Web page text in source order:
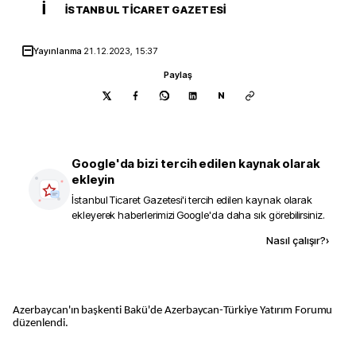
İ İSTANBUL TICARET GAZETESI
Yayınlanma 21.12.2023, 15:37
Paylaş
N
Google'da bizi tercih edilen kaynak olarak
ekleyin
İstanbul Ticaret Gazetesi'i tercih edilen kaynak olarak
ekleyerek haberlerimizi Google'da daha sık görebilirsiniz.
Nasıl çalışır?›
Azerbaycan'ın başkenti Bakü'de Azerbaycan-Türkiye Yatırım Forumu
düzenlendi.